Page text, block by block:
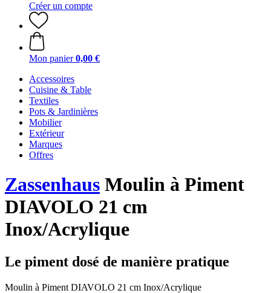
Créer un compte
Mon panier 0,00 €
Accessoires
Cuisine & Table
Textiles
Pots & Jardinières
Mobilier
Extérieur
Marques
Offres
Zassenhaus Moulin à Piment
DIAVOLO 21 cm
Inox/Acrylique
Le piment dosé de manière pratique
Moulin à Piment DIAVOLO 21 cm Inox/Acrylique